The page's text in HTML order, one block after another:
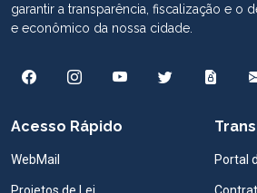
garantir a transparência, fiscalização e o
e econômico da nossa cidade.
Acesso Rápido
WebMail
Projetos de Lei
Portal